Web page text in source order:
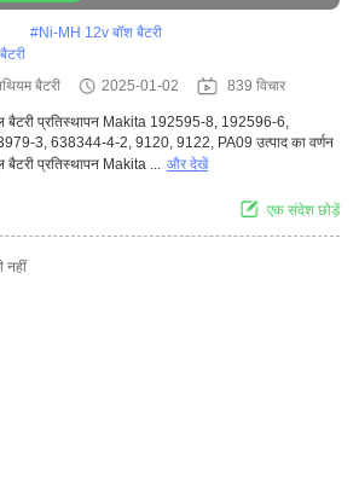
#Ni-MH 12v बॉश बैटरी
बैटरी
2025-01-02 839 विचार
बैटरी प्रतिस्थापन Makita 192595-8, 192596-6,
3, 638344-4-2, 9120, 9122, PA09 उत्पाद का वर्णन
प्रतिस्थापन Makita ... और देखें
एक संदेश छोड़ें
नहीं